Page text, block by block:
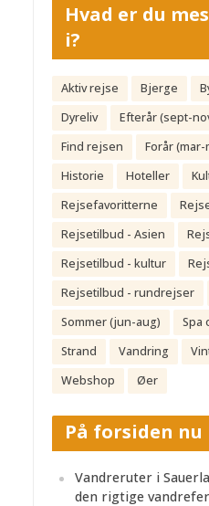
Hvad er du
i?
Aktiv rejse Bjerge
Dyreliv
Efterår (sept-
Find rejsen
Forår (mar-
Historie
Hoteller
Rejsefavoritterne
Rejsetilbud - Asien
Rejsetilbud - kultur
Rejsetilbud - rundrejser
Sommer (jun-aug)
Spa
Strand
Vandring
Webshop
Øer
På forsiden nu
Vandreruter i
den rigtige